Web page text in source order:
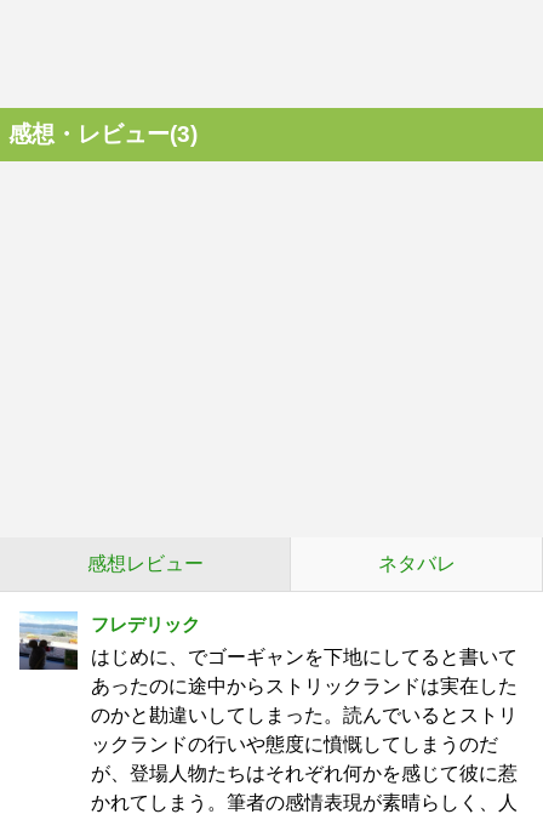
感想・レビュー(3)
感想レビュー ネタバレ
フレデリック
はじめに、でゴーギャンを下地にしてると書いて
あったのに途中からストリックランドは実在した
のかと勘違いしてしまった。読んでいるとストリ
ックランドの行いや態度に憤慨してしまうのだ
が、登場人物たちはそれぞれ何かを感じて彼に惹
かれてしまう。筆者の感情表現が素晴らしく、人